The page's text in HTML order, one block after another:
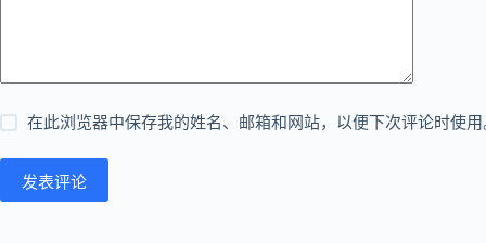
在此浏览器中保存我的姓名、邮箱和网站，以便下次评论时使用
发表评论